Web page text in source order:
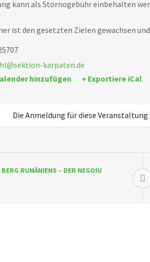
kann als Stornogebühr einbehalten
ist den gesetzten Zielen gewachsen
karpaten.de
hinzufügen
+ Exportiere iCal
Die Anmeldung für diese
RUMÄNIENS – DER NEGOIU